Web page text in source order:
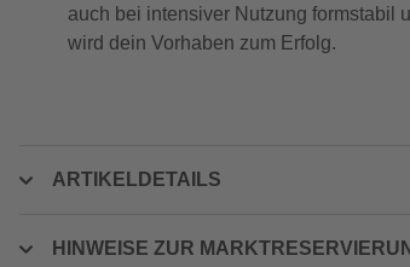
auch bei intensiver Nutzung formstabil
wird dein Vorhaben zum Erfolg.
ARTIKELDETAILS
HINWEISE ZUR